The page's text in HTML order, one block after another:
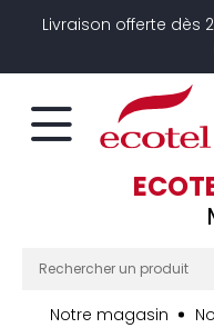
Livraison offerte dès
Notre magasin
Panneau de gestion des